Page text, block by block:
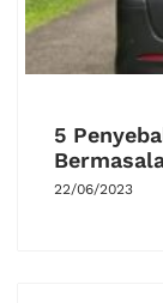
5
22/06/2023